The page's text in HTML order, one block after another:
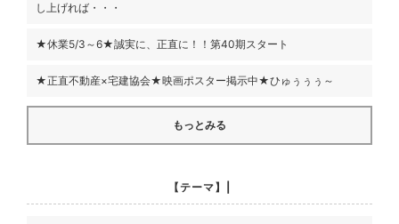
し上げれば・・・
★休業5/3～6★誠実に、正直に！！第40期スタート
★正直不動産×宅建協会★映画ポスター掲示中★ひゅぅぅぅ～
もっとみる
【テーマ】|